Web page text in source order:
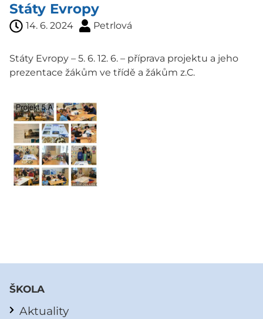
Státy Evropy
14. 6. 2024 Petrlová
Státy Evropy – 5. 6. 12. 6. – příprava projektu a jeho
prezentace žákům ve třídě a žákům z.C.
ŠKOLA
Aktuality